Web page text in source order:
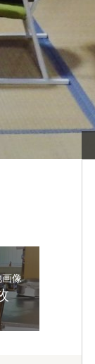
像